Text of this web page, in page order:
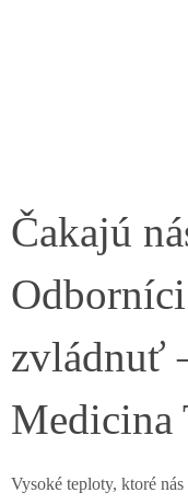
Čakajú
zvládnuť
Medicina
Vysoké teploty, ktoré